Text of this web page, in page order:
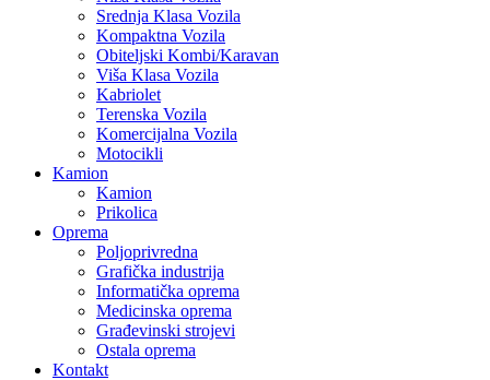
Srednja Klasa Vozila
Kompaktna Vozila
Obiteljski Kombi/Karavan
Viša Klasa Vozila
Kabriolet
Terenska Vozila
Komercijalna Vozila
Motocikli
Kamion
Kamion
Prikolica
Oprema
Poljoprivredna
Grafička industrija
Informatička oprema
Medicinska oprema
Građevinski strojevi
Ostala oprema
Kontakt